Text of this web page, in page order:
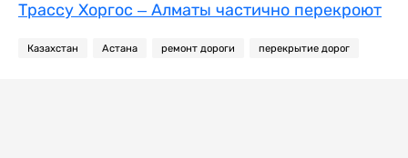
Трассу Хоргос – Алматы частично перекроют
Казахстан Астана ремонт дороги перекрытие дорог